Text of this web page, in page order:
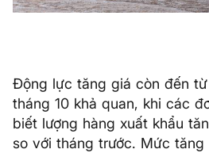
Động lực tăng giá còn đến
tháng 10 khả quan, khi các
biết lượng hàng xuất khẩu
so với tháng trước. Mức tăng